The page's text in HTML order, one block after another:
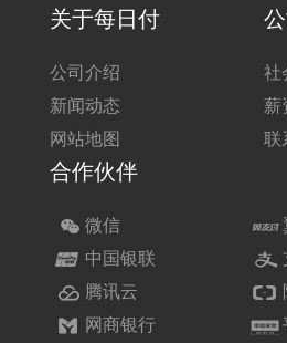
关于每日付
公司介绍
新闻动态
网站地图
社
薪
联
合作伙伴
微信
中国银联
腾讯云
网商银行